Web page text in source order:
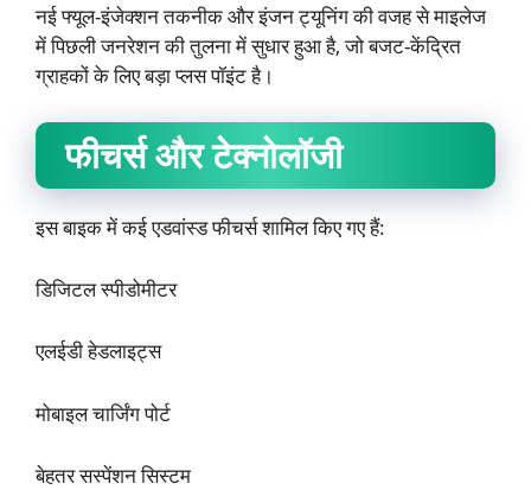
नई फ्यूल-इंजेक्शन तकनीक और इंजन ट्यूनिंग की वजह से माइलेज
में पिछली जनरेशन की तुलना में सुधार हुआ है, जो बजट-केंद्रित
ग्राहकों के लिए बड़ा प्लस पॉइंट है।
फीचर्स और टेक्नोलॉजी
इस बाइक में कई एडवांस्ड फीचर्स शामिल किए गए हैं:
डिजिटल स्पीडोमीटर
एलईडी हेडलाइट्स
मोबाइल चार्जिंग पोर्ट
बेहतर सस्पेंशन सिस्टम